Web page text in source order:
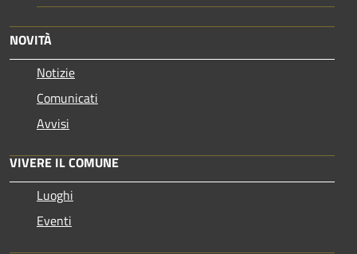
NOVITÀ
Notizie
Comunicati
Avvisi
VIVERE IL COMUNE
Luoghi
Eventi